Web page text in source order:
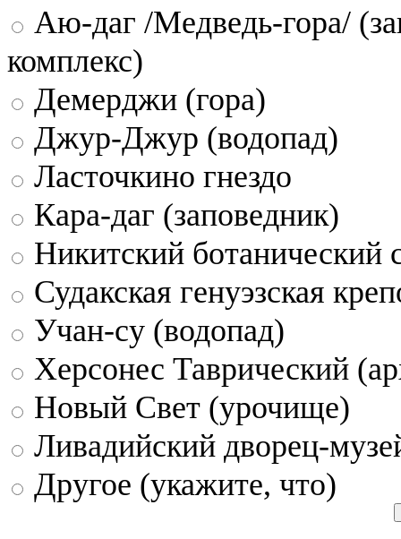
Аю-даг /Медведь-гора/
комплекс)
Демерджи (гора)
Джур-Джур (водопад)
Ласточкино гнездо
Кара-даг (заповедник)
Никитский ботанический
Судакская генуэзская
Учан-су (водопад)
Херсонес Таврический
Новый Свет (урочище)
Ливадийский дворец-
Другое (укажите, что)